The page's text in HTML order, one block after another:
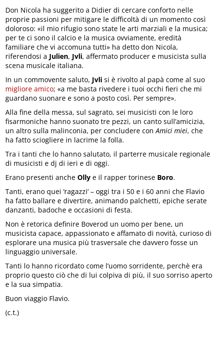
Don Nicola ha suggerito a Didier di cercare conforto nelle
proprie passioni per mitigare le difficoltà di un momento così
doloroso: «il mio rifugio sono state le arti marziali e la musica;
per te ci sono il calcio e la musica ovviamente, eredità
familiare che vi accomuna tutti» ha detto don Nicola,
riferendosi a Julien, Jvli, affermato producer e musicista sulla
scena musicale italiana.
In un commovente saluto, Jvli si è rivolto al papà come al suo
migliore amico; «a me basta rivedere i tuoi occhi fieri che mi
guardano suonare e sono a posto così. Per sempre».
Alla fine della messa, sul sagrato, sei musicisti con le loro
fisarmoniche hanno suonato tre pezzi, un canto sull’amicizia,
un altro sulla malinconia, per concludere conAmici miei, che
ha fatto sciogliere in lacrime la folla.
Tra i tanti che lo hanno salutato, il parterre musicale regionale
di musicisti e dj di ieri e di oggi.
Erano presenti ancheOlly e il rapper torinese Boro.
Tanti, erano quei ‘ragazzi’ – oggi tra i 50 e i 60 anni che Flavio
ha fatto ballare e divertire, animando palchetti, epiche serate
danzanti, badoche e occasioni di festa.
Non è retorica definire Boverod un uomo per bene, un
musicista capace, appassionato e affamato di novità, curioso di
esplorare una musica più trasversale che davvero fosse un
linguaggio universale.
Tanti lo hanno ricordato come l’uomo sorridente, perchè era
proprio questo ciò che di lui colpiva di più, il suo sorriso aperto
e la sua simpatia.
Buon viaggio Flavio.
(c.t.)